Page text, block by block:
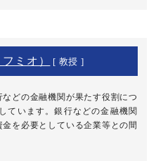
ミオ） [ 教授 ]
どの金融機関が果たす役割につ
ています。銀行などの金融機関
を必要としている企業等との間